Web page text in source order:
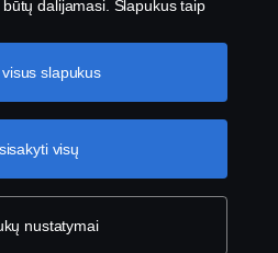
saugomos. „Scania
Švedija, tel.:
8-55 38 10 37.
dalijamasi. Slapukus taip
Norėdami sužinoti
slapukus, apsilankykite mūsų
nustatymai
visų
slapukus